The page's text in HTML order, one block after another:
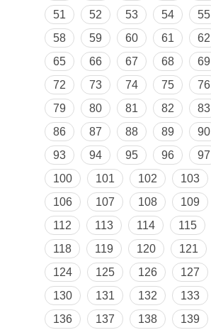
51
52 53 54 55
58
59 60 61 62
65
66 67 68 69
72
73 74 75 76
79
80 81 82 83
86
87 88 89 90
93
94 95 96 97
100
101 102 103
106
107 108 109
112
113 114 115
118
119 120 121
124
125 126 127
130
131 132 133
136
137 138 139